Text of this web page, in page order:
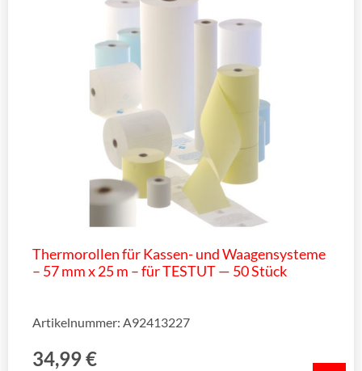
Thermorollen für Kassen- und Waagensysteme
– 57 mm x 25 m – für TESTUT — 50 Stück
34,99€
Artikelnummer: A92413227